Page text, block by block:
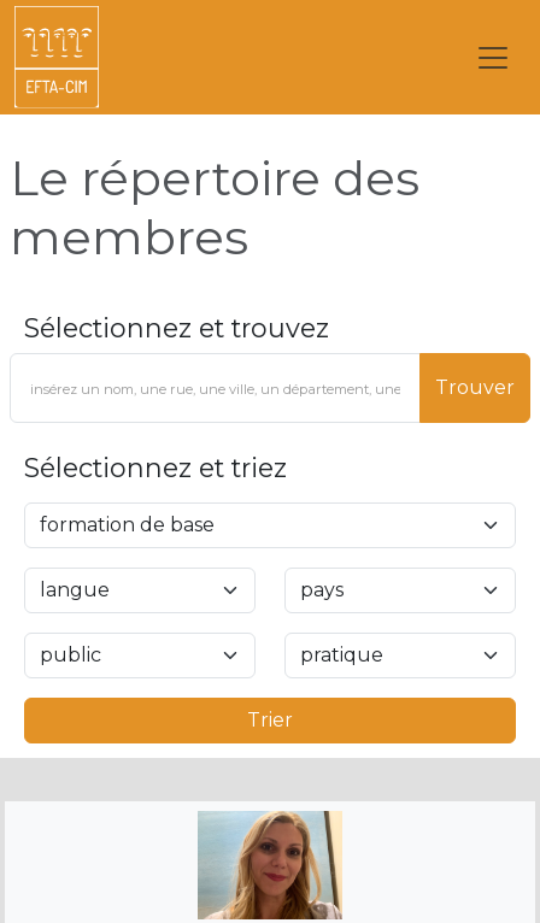
Le répertoire des
membres
Sélectionnez et trouvez
Trouver
Sélectionnez et triez
Trier